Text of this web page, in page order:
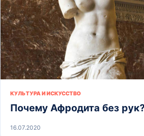
КУЛЬТУРА И ИСКУССТВО
Почему Афродита без
16.07.2020